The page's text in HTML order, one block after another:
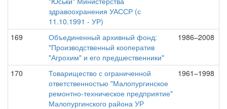
здравоохранения УАССР (с
11.10.1991 - УР)
169
Объединенный архивный фонд:
"Производственный кооператив
"Агрохим" и его предшественники"
1986–2008
170
Товарищество с ограниченной
ответственностью "Малопургинское
ремонтно-техническое предприятие"
Малопургинского района УР
1961–1998